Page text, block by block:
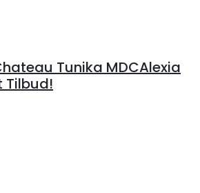
Tunika MDCAlexia
Tilbud!